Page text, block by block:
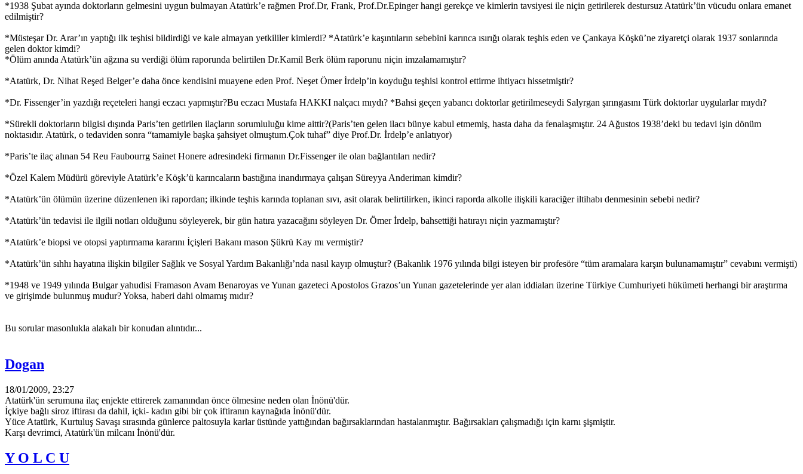
*1938 Şubat ayında doktorların gelmesini uygun bulmayan Atatürk’e rağmen Prof.Dr, Frank, Prof.Dr.Epinger hangi gerekçe ve kimlerin tavsiyesi ile niçin getirilerek destursuz Atatürk’ün vücudu onlara emanet
edilmiştir?
*Müsteşar Dr. Arar’ın yaptığı ilk teşhisi bildirdiği ve kale almayan yetkililer kimlerdi? *Atatürk’e kaşıntıların sebebini karınca ısırığı olarak teşhis eden ve Çankaya Köşkü’ne ziyaretçi olarak 1937 sonlarında
gelen doktor kimdi?
*Ölüm anında Atatürk’ün ağzına su verdiği ölüm raporunda belirtilen Dr.Kamil Berk ölüm raporunu niçin imzalamamıştır?
*Atatürk, Dr. Nihat Reşed Belger’e daha önce kendisini muayene eden Prof. Neşet Ömer İrdelp’in koyduğu teşhisi kontrol ettirme ihtiyacı hissetmiştir?
*Dr. Fissenger’in yazdığı reçeteleri hangi eczacı yapmıştır?Bu eczacı Mustafa HAKKI nalçacı mıydı? *Bahsi geçen yabancı doktorlar getirilmeseydi Salyrgan şırıngasını Türk doktorlar uygularlar mıydı?
*Sürekli doktorların bilgisi dışında Paris’ten getirilen ilaçların sorumluluğu kime aittir?(Paris’ten gelen ilacı bünye kabul etmemiş, hasta daha da fenalaşmıştır. 24 Ağustos 1938’deki bu tedavi işin dönüm
noktasıdır. Atatürk, o tedaviden sonra “tamamiyle başka şahsiyet olmuştum.Çok tuhaf” diye Prof.Dr. İrdelp’e anlatıyor)
*Paris’te ilaç alınan 54 Reu Faubourrg Sainet Honere adresindeki firmanın Dr.Fissenger ile olan bağlantıları nedir?
*Özel Kalem Müdürü göreviyle Atatürk’e Köşk’ü karıncaların bastığına inandırmaya çalışan Süreyya Anderiman kimdir?
*Atatürk’ün ölümün üzerine düzenlenen iki rapordan; ilkinde teşhis karında toplanan sıvı, asit olarak belirtilirken, ikinci raporda alkolle ilişkili karaciğer iltihabı denmesinin sebebi nedir?
*Atatürk’ün tedavisi ile ilgili notları olduğunu söyleyerek, bir gün hatıra yazacağını söyleyen Dr. Ömer İrdelp, bahsettiği hatırayı niçin yazmamıştır?
*Atatürk’e biopsi ve otopsi yaptırmama kararını İçişleri Bakanı mason Şükrü Kay mı vermiştir?
*Atatürk’ün sıhhı hayatına ilişkin bilgiler Sağlık ve Sosyal Yardım Bakanlığı’nda nasıl kayıp olmuştur? (Bakanlık 1976 yılında bilgi isteyen bir profesöre “tüm aramalara karşın bulunamamıştır” cevabını vermişti)
*1948 ve 1949 yılında Bulgar yahudisi Framason Avam Benaroyas ve Yunan gazeteci Apostolos Grazos’un Yunan gazetelerinde yer alan iddiaları üzerine Türkiye Cumhuriyeti hükümeti herhangi bir araştırma
ve girişimde bulunmuş mudur? Yoksa, haberi dahi olmamış mıdır?
Bu sorular masonlukla alakalı bir konudan alıntıdır...
Dogan
18/01/2009, 23:27
Atatürk'ün serumuna ilaç enjekte ettirerek zamanından önce ölmesine neden olan İnönü'dür.
İçkiye bağlı siroz iftirası da dahil, içki- kadın gibi bir çok iftiranın kaynağıda İnönü'dür.
Yüce Atatürk, Kurtuluş Savaşı sırasında günlerce paltosuyla karlar üstünde yattığından bağırsaklarından hastalanmıştır. Bağırsakları çalışmadığı için karnı şişmiştir.
Karşı devrimci, Atatürk'ün milcanı İnönü'dür.
Y O L C U